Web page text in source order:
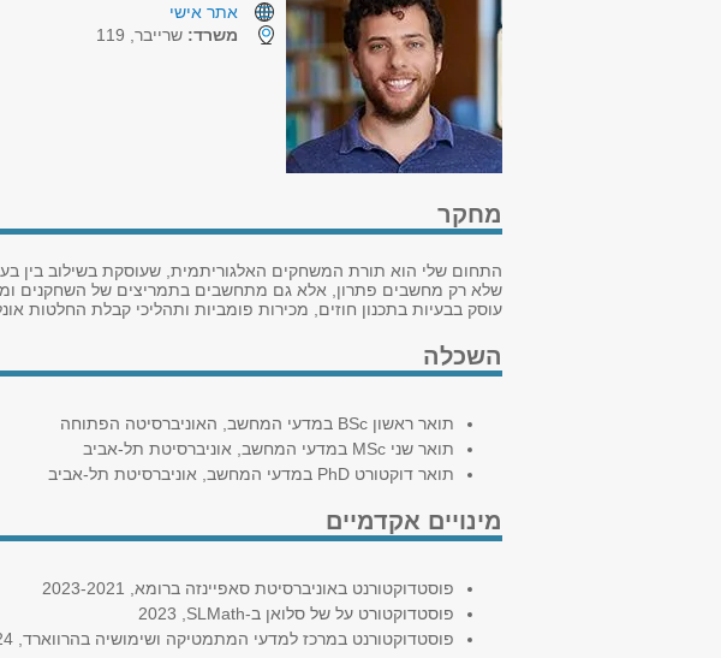
אתר אישי
משרד: שרייבר, 119
מחקר
התחום שלי הוא תורת המשחקים האלגוריתמית, שעוסקת בשילוב בין
שלא רק מחשבים פתרון, אלא גם מתחשבים בתמריצים של השחקנים
עוסק בבעיות בתכנון חוזים, מכירות פומביות ותהליכי קבלת החלטות
השכלה
תואר ראשון BSc במדעי המחשב, האוניברסיטה הפתוחה
תואר שני MSc במדעי המחשב, אוניברסיטת תל-אביב
תואר דוקטורט PhD במדעי המחשב, אוניברסיטת תל-אביב
מינויים אקדמיים
פוסטדוקטורנט באוניברסיטת סאפיינזה ברומא, 2023-2021
פוסטדוקטורט על של סלואן ב-SLMath,‏ 2023
פוסטדוקטורנט במרכז למדעי המתמטיקה ושימושיה בהרווארד, 2025-2024